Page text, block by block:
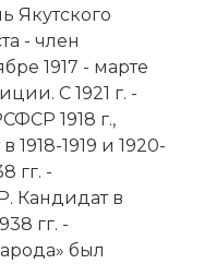
Якутского
- член
1917 - марте
С 1921 г. -
1918 г.,
1919 и 1920-
гг. -
Кандидат в
гг. -
был